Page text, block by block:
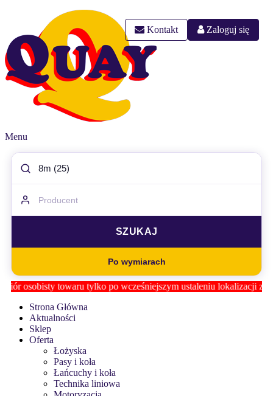
Kontakt Zaloguj się
Menu
Po wymiarach
osobisty towaru tylko po wcześniejszym ustaleniu lokalizacji z
Strona Główna
Aktualności
Sklep
Oferta
Łożyska
Pasy i koła
Łańcuchy i koła
Technika liniowa